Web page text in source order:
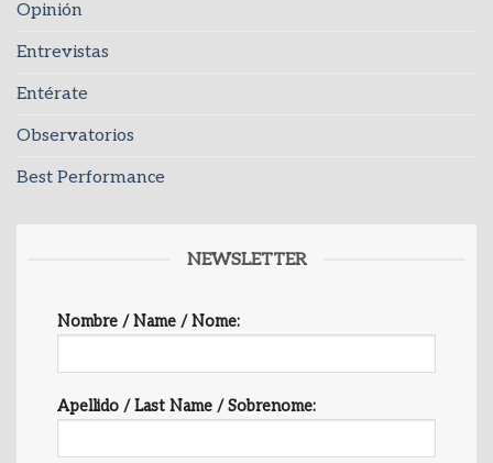
Opinión
Entrevistas
Entérate
Observatorios
Best Performance
NEWSLETTER
Nombre / Name / Nome:
Apellido / Last Name / Sobrenome: